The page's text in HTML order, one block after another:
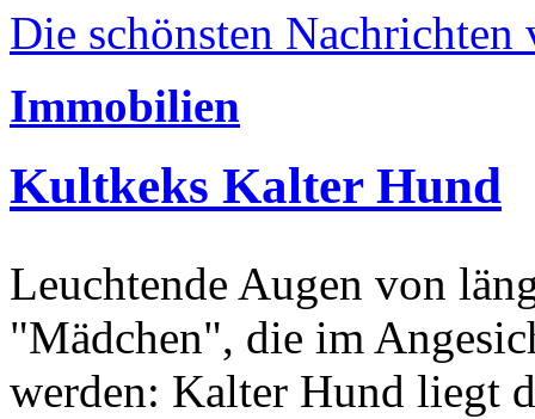
Die schönsten Nachrichten
Immobilien
Kultkeks Kalter Hund
Leuchtende Augen von
"Mädchen", die im
werden: Kalter Hund liegt